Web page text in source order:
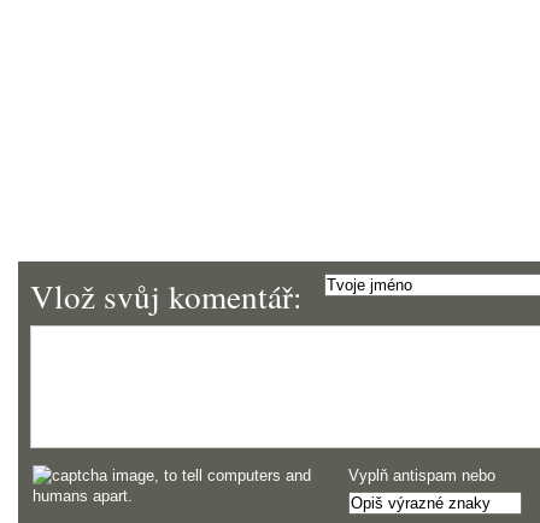
Vlož svůj komentář:
Vyplň antispam nebo